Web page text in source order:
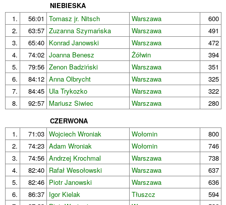
NIEBIESKA
1.
56:01 Tomasz jr. Nitsch Warszawa
600
2.
63:57 Zuzanna Szymańska Warszawa
491
3.
65:40 Konrad Janowski Warszawa
472
4.
74:02 Joanna Benesz Żółwin
394
5.
79:56 Zenon Badziński Warszawa
351
6.
84:12 Anna Olbrycht Warszawa
325
7.
84:45 Ula Trykozko Warszawa
322
8.
92:57 Mariusz Siwiec Warszawa
280
CZERWONA
1.
71:03 Wojciech Wroniak Wołomin
800
2.
74:23 Adam Wroniak Wołomin
746
3.
74:56 Andrzej Krochmal Warszawa
738
4.
82:40 Rafał Wesołowski Warszawa
637
5.
82:46 Piotr Janowski Warszawa
636
6.
86:37 Igor Kielak Tłuszcz
594